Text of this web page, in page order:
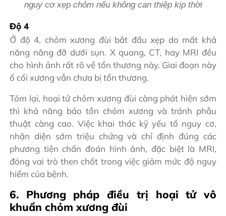
nguy cơ xẹp chỏm nếu không can thiệp kịp thời
Độ 4
Ở độ 4, chỏm xương đùi bắt đầu xẹp do mất khả
năng nâng đỡ dưới sụn. X quang, CT, hay MRI đều
cho hình ảnh rất rõ về tổn thương này. Giai đoạn này
ổ cối xương vẫn chưa bị tổn thương.
Tóm lại, hoại tử chỏm xương đùi càng phát hiện sớm
thì khả năng bảo tồn chỏm xương và tránh phẫu
thuật càng cao. Việc khai thác kỹ yếu tố nguy cơ,
nhận diện sớm triệu chứng và chỉ định đúng các
phương tiện chẩn đoán hình ảnh, đặc biệt là MRI,
đóng vai trò then chốt trong việc giảm mức độ nguy
hiểm của bệnh.
6. Phương pháp điều trị hoại tử vô
khuẩn chỏm xương đùi